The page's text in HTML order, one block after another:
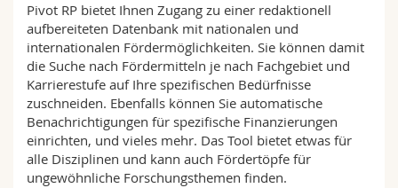
Pivot RP bietet Ihnen Zugang zu einer redaktionell
aufbereiteten Datenbank mit nationalen und
internationalen Fördermöglichkeiten. Sie können damit
die Suche nach Fördermitteln je nach Fachgebiet und
Karrierestufe auf Ihre spezifischen Bedürfnisse
zuschneiden. Ebenfalls können Sie automatische
Benachrichtigungen für spezifische Finanzierungen
einrichten, und vieles mehr. Das Tool bietet etwas für
alle Disziplinen und kann auch Fördertöpfe für
ungewöhnliche Forschungsthemen finden.